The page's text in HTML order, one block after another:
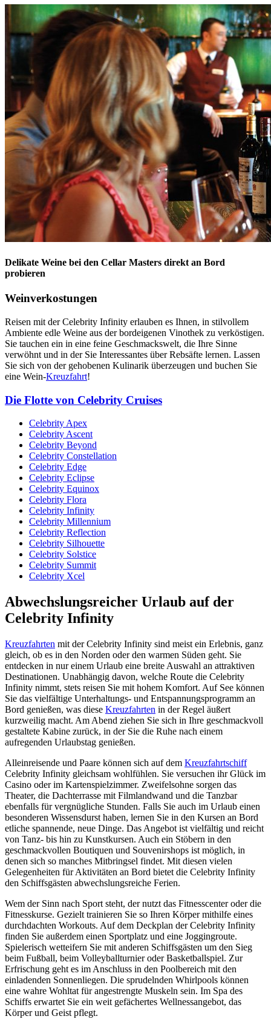
Delikate Weine bei den Cellar Masters direkt an Bord
probieren
Weinverkostungen
Reisen mit der Celebrity Infinity erlauben es Ihnen, in stilvollem
Ambiente edle Weine aus der bordeigenen Vinothek zu verköstigen.
Sie tauchen ein in eine feine Geschmackswelt, die Ihre Sinne
verwöhnt und in der Sie Interessantes über Rebsäfte lernen. Lassen
Sie sich von der gehobenen Kulinarik überzeugen und buchen Sie
eine Wein-Kreuzfahrt!
Die Flotte von Celebrity Cruises
Celebrity Apex
Celebrity Ascent
Celebrity Beyond
Celebrity Constellation
Celebrity Edge
Celebrity Eclipse
Celebrity Equinox
Celebrity Flora
Celebrity Infinity
Celebrity Millennium
Celebrity Reflection
Celebrity Silhouette
Celebrity Solstice
Celebrity Summit
Celebrity Xcel
Abwechslungsreicher Urlaub auf der
Celebrity Infinity
Kreuzfahrten mit der Celebrity Infinity sind meist ein Erlebnis, ganz
gleich, ob es in den Norden oder den warmen Süden geht. Sie
entdecken in nur einem Urlaub eine breite Auswahl an attraktiven
Destinationen. Unabhängig davon, welche Route die Celebrity
Infinity nimmt, stets reisen Sie mit hohem Komfort. Auf See können
Sie das vielfältige Unterhaltungs- und Entspannungsprogramm an
Bord genießen, was diese Kreuzfahrten in der Regel äußert
kurzweilig macht. Am Abend ziehen Sie sich in Ihre geschmackvoll
gestaltete Kabine zurück, in der Sie die Ruhe nach einem
aufregenden Urlaubstag genießen.
Alleinreisende und Paare können sich auf dem Kreuzfahrtschiff
Celebrity Infinity gleichsam wohlfühlen. Sie versuchen ihr Glück im
Casino oder im Kartenspielzimmer. Zweifelsohne sorgen das
Theater, die Dachterrasse mit Filmlandwand und die Tanzbar
ebenfalls für vergnügliche Stunden. Falls Sie auch im Urlaub einen
besonderen Wissensdurst haben, lernen Sie in den Kursen an Bord
etliche spannende, neue Dinge. Das Angebot ist vielfältig und reicht
von Tanz- bis hin zu Kunstkursen. Auch ein Stöbern in den
geschmackvollen Boutiquen und Souvenirshops ist möglich, in
denen sich so manches Mitbringsel findet. Mit diesen vielen
Gelegenheiten für Aktivitäten an Bord bietet die Celebrity Infinity
den Schiffsgästen abwechslungsreiche Ferien.
Wem der Sinn nach Sport steht, der nutzt das Fitnesscenter oder die
Fitnesskurse. Gezielt trainieren Sie so Ihren Körper mithilfe eines
durchdachten Workouts. Auf dem Deckplan der Celebrity Infinity
finden Sie außerdem einen Sportplatz und eine Joggingroute.
Spielerisch wetteifern Sie mit anderen Schiffsgästen um den Sieg
beim Fußball, beim Volleyballturnier oder Basketballspiel. Zur
Erfrischung geht es im Anschluss in den Poolbereich mit den
einladenden Sonnenliegen. Die sprudelnden Whirlpools können
eine wahre Wohltat für angestrengte Muskeln sein. Im Spa des
Schiffs erwartet Sie ein weit gefächertes Wellnessangebot, das
Körper und Geist pflegt.